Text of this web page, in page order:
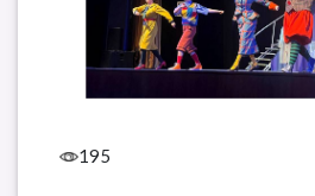
195